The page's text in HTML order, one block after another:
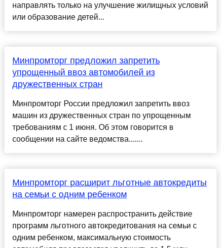
направлять только на улучшение жилищных условий
или образование детей...
Минпромторг предложил запретить
упрощенный ввоз автомобилей из
дружественных стран
Минпромторг России предложил запретить ввоз
машин из дружественных стран по упрощенным
требованиям с 1 июня. Об этом говорится в
сообщении на сайте ведомства.......
Минпромторг расширит льготные автокредиты
на семьи с одним ребенком
Минпромторг намерен распространить действие
программ льготного автокредитования на семьи с
одним ребенком, максимальную стоимость